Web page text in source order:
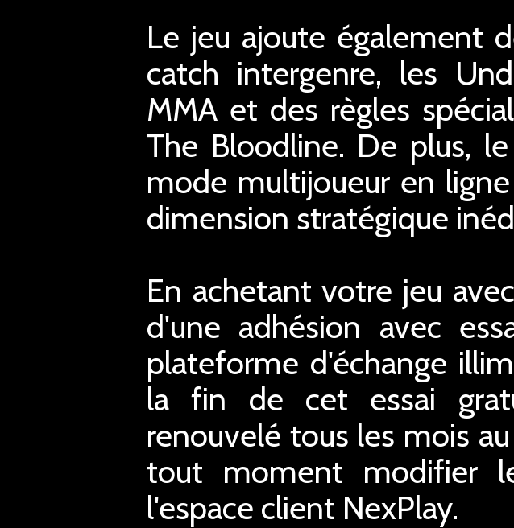
Le jeu ajoute également
catch intergenre, les
MMA et des règles
The Bloodline. De plus,
mode multijoueur en
dimension stratégique
En achetant votre jeu
d'une adhésion avec
plateforme d'échange
la fin de cet essai
renouvelé tous les mois
tout moment modifier
l'espace client NexPlay.